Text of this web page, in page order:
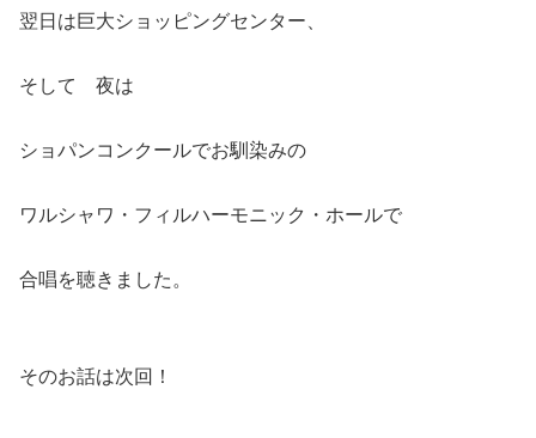
翌日は巨大ショッピングセンター、
そして 夜は
ショパンコンクールでお馴染みの
ワルシャワ・フィルハーモニック・ホールで
合唱を聴きました。
そのお話は次回！